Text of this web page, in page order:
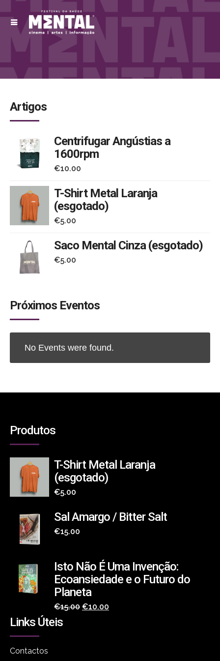
Artigos
Centrifugar Angústias a
1600rpm
€10.00
T-Shirt Metal Laranja
(esgotado)
€5.00
Saco Mental Cinza (esgotado)
€5.00
Próximos Eventos
No Events were found.
Produtos
T-Shirt Metal Laranja
(esgotado)
€5.00
Sal Amargo / Bitter Salt
€15.00
Isto Não É Uma Invenção:
Ecoansiedade e o Futuro do
Planeta
€15.00 O
€10.00
Links Úteis
Contactos